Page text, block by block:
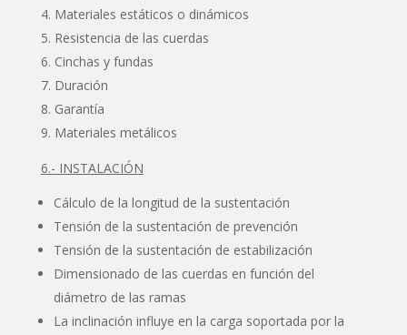
Materiales estáticos o dinámicos
Resistencia de las cuerdas
Cinchas y fundas
Duración
Garantía
Materiales metálicos
6.- INSTALACIÓN
Cálculo de la longitud de la sustentación
Tensión de la sustentación de prevención
Tensión de la sustentación de estabilización
Dimensionado de las cuerdas en función del
diámetro de las ramas
La inclinación influye en la carga soportada por la